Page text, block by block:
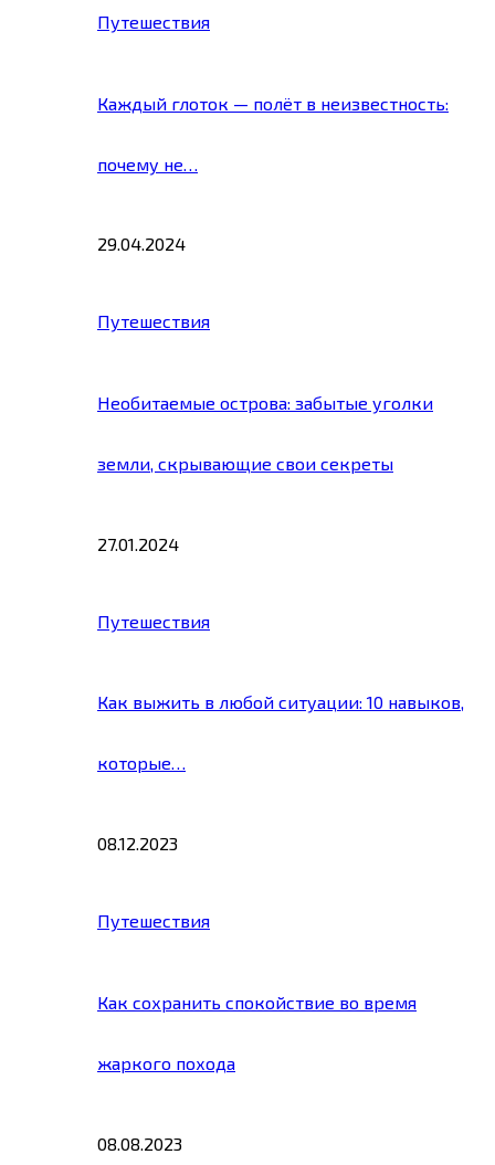
Путешествия
Каждый глоток — полёт в неизвестность:
почему не…
29.04.2024
Путешествия
Необитаемые острова: забытые уголки
земли, скрывающие свои секреты
27.01.2024
Путешествия
Как выжить в любой ситуации: 10 навыков,
которые…
08.12.2023
Путешествия
Как сохранить спокойствие во время
жаркого похода
08.08.2023